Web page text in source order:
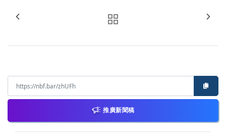
推廣新聞稿